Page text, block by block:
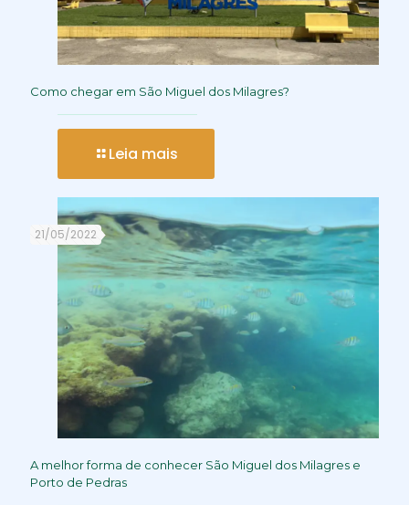
Como chegar em São Miguel dos Milagres?
Leia mais
21/05/2022
A melhor forma de conhecer São Miguel dos Milagres e
Porto de Pedras